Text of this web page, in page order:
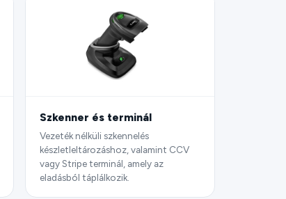
Szkenner és terminál
Vezeték nélküli szkennelés
készletleltározáshoz, valamint CCV
vagy Stripe terminál, amely az
eladásból táplálkozik.